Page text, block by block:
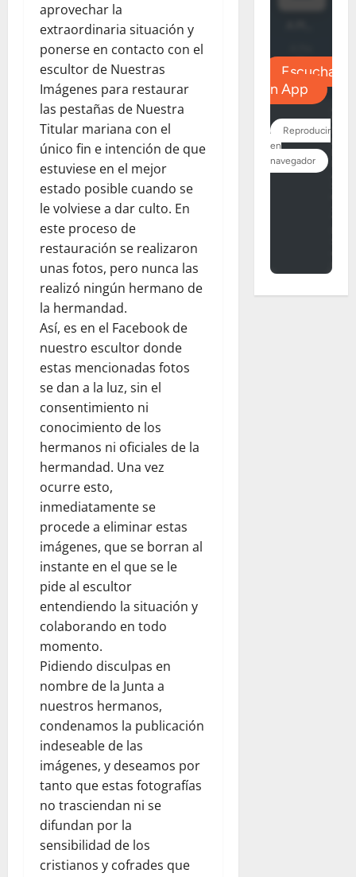
aprovechar la
extraordinaria situación y
ponerse en contacto con el
escultor de Nuestras
Imágenes para restaurar
las pestañas de Nuestra
Titular mariana con el
único fin e intención de que
estuviese en el mejor
estado posible cuando se
le volviese a dar culto. En
este proceso de
restauración se realizaron
unas fotos, pero nunca las
realizó ningún hermano de
la hermandad.
Así, es en el Facebook de
nuestro escultor donde
estas mencionadas fotos
se dan a la luz, sin el
consentimiento ni
conocimiento de los
hermanos ni oficiales de la
hermandad. Una vez
ocurre esto,
inmediatamente se
procede a eliminar estas
imágenes, que se borran al
instante en el que se le
pide al escultor
entendiendo la situación y
colaborando en todo
momento.
Pidiendo disculpas en
nombre de la Junta a
nuestros hermanos,
condenamos la publicación
indeseable de las
imágenes, y deseamos por
tanto que estas fotografías
no trasciendan ni se
difundan por la
sensibilidad de los
cristianos y cofrades que